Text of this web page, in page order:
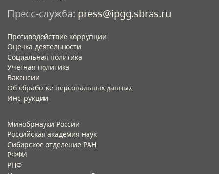
Пресс-служба: press@ipgg.sbras.ru
Противодействие коррупции
Оценка деятельности
Социальная политика
Учётная политика​
Вакансии​
Об обработке персональных данных​
Инструкции​
Минобрнауки России
Российская академия наук
Сибирское отделение РАН
РФФИ
РНФ